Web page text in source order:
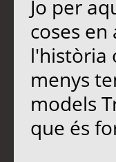
Jo per
coses
l'història
menys
models
que és